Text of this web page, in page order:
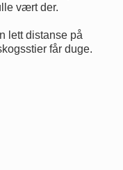
vært der.
lett distanse på
får duge.